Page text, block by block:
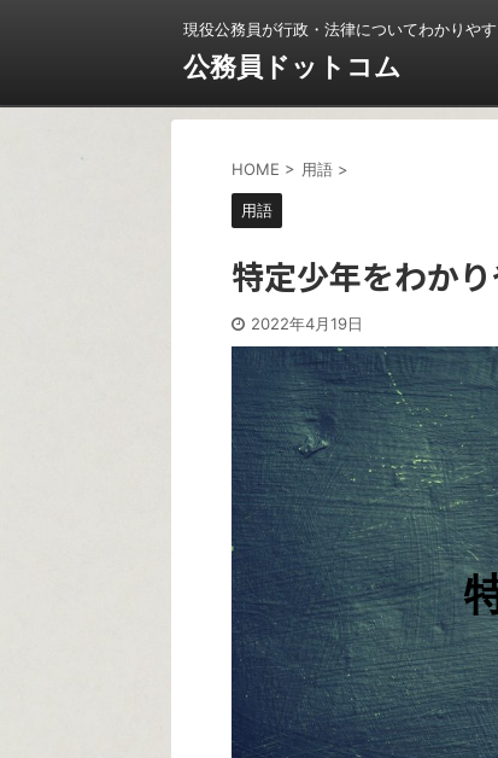
現役公務員が行政・法律についてわかりや
公務員ドットコム
HOME > 用語 >
用語
特定少年をわか
2022年4月19日